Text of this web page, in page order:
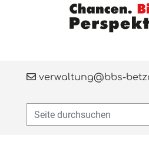
verwaltung@bbs-